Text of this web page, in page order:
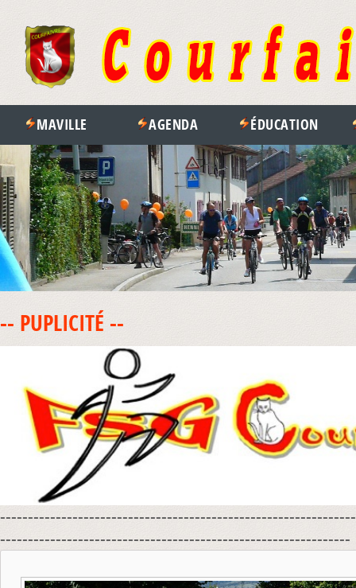
MAVILLE AGENDA ÉDUCATION
-- PUPLICITÉ --
---------------------------------------------------------------